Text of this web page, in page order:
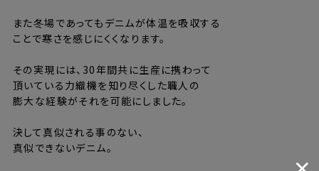
また冬場であってもデニムが体温を吸収する
ことで寒さを感じにくくなります。
その実現には、30年間共に生産に携わって
頂いている力織機を知り尽くした職人の
膨大な経験がそれを可能にしました。
決して真似される事のない、
真似できないデニム。